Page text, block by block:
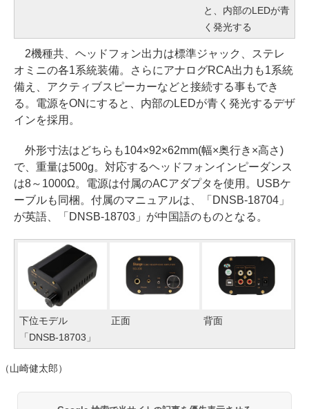
と、内部のLEDが青
く発光する
2機種共、ヘッドフォン出力は標準ジャック、ステレ
オミニの各1系統装備。さらにアナログRCA出力も1系統
備え、アクティブスピーカーなどと接続する事もでき
る。電源をONにすると、内部のLEDが青く発光するデザ
インを採用。
外形寸法はどちらも104×92×62mm(幅×奥行き×高さ)
で、重量は500g。対応するヘッドフォンインピーダンス
は8～1000Ω。電源は付属のACアダプタを使用。USBケ
ーブルも同梱。付属のマニュアルは、「DNSB-18704」
が英語、「DNSB-18703」が中国語のものとなる。
下位モデル
「DNSB-18703」
正面 背面
（山崎健太郎）